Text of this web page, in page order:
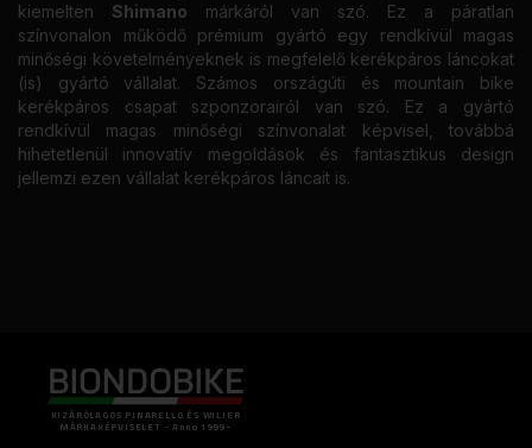
kiemelten Shimano márkáról van szó. Ez a páratlan
színvonalon működő prémium gyártó egy rendkívül magas
minőségi követelményeknek is megfelelő kerékpáros láncokat
(is) gyártó vállalat. Számos országúti és mountain bike
kerékpáros csapat szponzorairól van szó. Ez a gyártó
rendkívül magas minőségi színvonalat képvisel, továbbá
hihetetlenül innovatív megoldások és fantasztikus design
jellemzi ezen vállalat kerékpáros láncait is.
KIZÁRÓLAGOS PINARELLO ÉS WILIER
MÁRKAKÉPVISELET - Anno 1999 -